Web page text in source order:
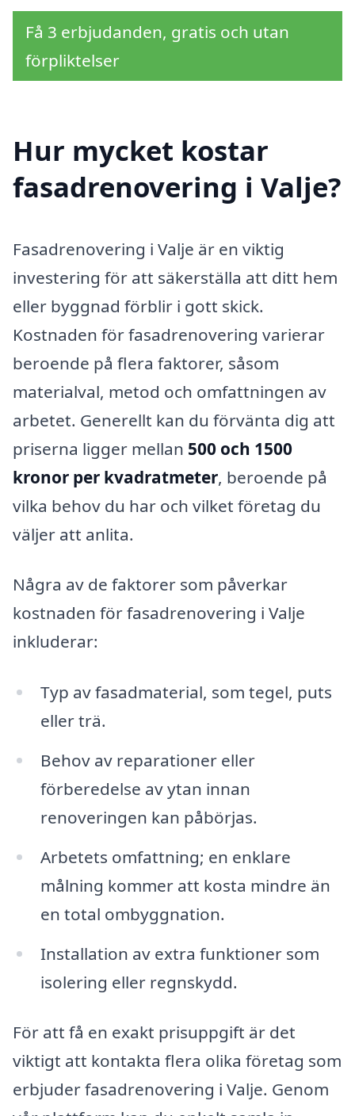
Få 3 erbjudanden, gratis och utan
förpliktelser
Hur mycket kostar
fasadrenovering i Valje?
Fasadrenovering i Valje är en viktig
investering för att säkerställa att ditt hem
eller byggnad förblir i gott skick.
Kostnaden för fasadrenovering varierar
beroende på flera faktorer, såsom
materialval, metod och omfattningen av
arbetet. Generellt kan du förvänta dig att
priserna ligger mellan 500 och 1500
kronor per kvadratmeter, beroende på
vilka behov du har och vilket företag du
väljer att anlita.
Några av de faktorer som påverkar
kostnaden för fasadrenovering i Valje
inkluderar:
Typ av fasadmaterial, som tegel, puts
eller trä.
Behov av reparationer eller
förberedelse av ytan innan
renoveringen kan påbörjas.
Arbetets omfattning; en enklare
målning kommer att kosta mindre än
en total ombyggnation.
Installation av extra funktioner som
isolering eller regnskydd.
För att få en exakt prisuppgift är det
viktigt att kontakta flera olika företag som
erbjuder fasadrenovering i Valje. Genom